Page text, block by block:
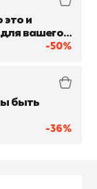
-50%
это и
вашего
-36%
быть